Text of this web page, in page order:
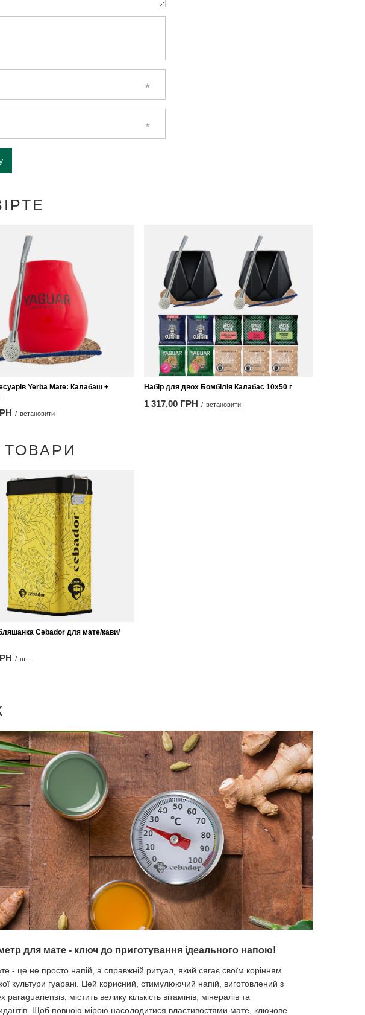
Yerba Mate: Калабаш +
/ встановити
Набір для двох Бомбілія Калабас 10x50 г
1 317,00 ГРН / встановити
Cebador для мате/кави/
/ шт.
для мате - ключ до приготування ідеального напою!
- це не просто напій, а справжній ритуал, який сягає своїм корінням
культури гуарані. Цей корисний, стимулюючий напій, виготовлений з
paraguariensis, містить велику кількість вітамінів, мінералів та
Щоб повною мірою насолодитися властивостями мате, ключове